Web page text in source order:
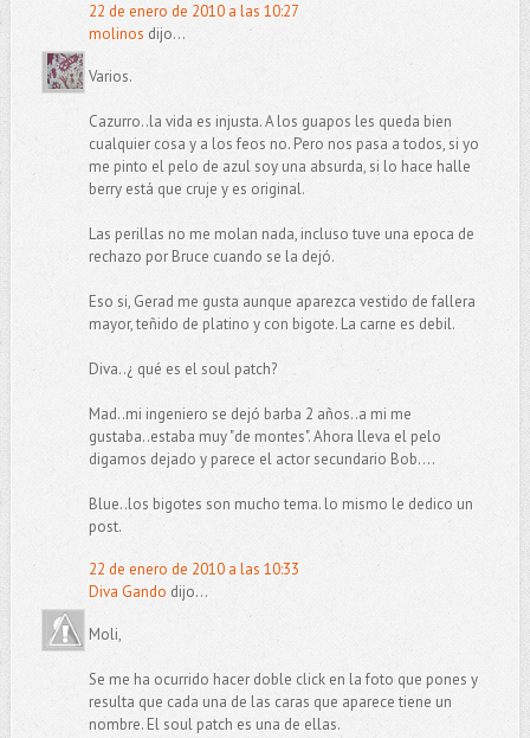
22 de enero de 2010 a las 10:27
molinos dijo...
Varios.
Cazurro..la vida es injusta. A los guapos les queda bien
cualquier cosa y a los feos no. Pero nos pasa a todos, si yo
me pinto el pelo de azul soy una absurda, si lo hace halle
berry está que cruje y es original.
Las perillas no me molan nada, incluso tuve una epoca de
rechazo por Bruce cuando se la dejó.
Eso si, Gerad me gusta aunque aparezca vestido de fallera
mayor, teñido de platino y con bigote. La carne es debil.
Diva..¿ qué es el soul patch?
Mad..mi ingeniero se dejó barba 2 años..a mi me
gustaba..estaba muy "de montes". Ahora lleva el pelo
digamos dejado y parece el actor secundario Bob....
Blue..los bigotes son mucho tema. lo mismo le dedico un
post.
22 de enero de 2010 a las 10:33
Diva Gando dijo...
Moli,
Se me ha ocurrido hacer doble click en la foto que pones y
resulta que cada una de las caras que aparece tiene un
nombre. El soul patch es una de ellas.